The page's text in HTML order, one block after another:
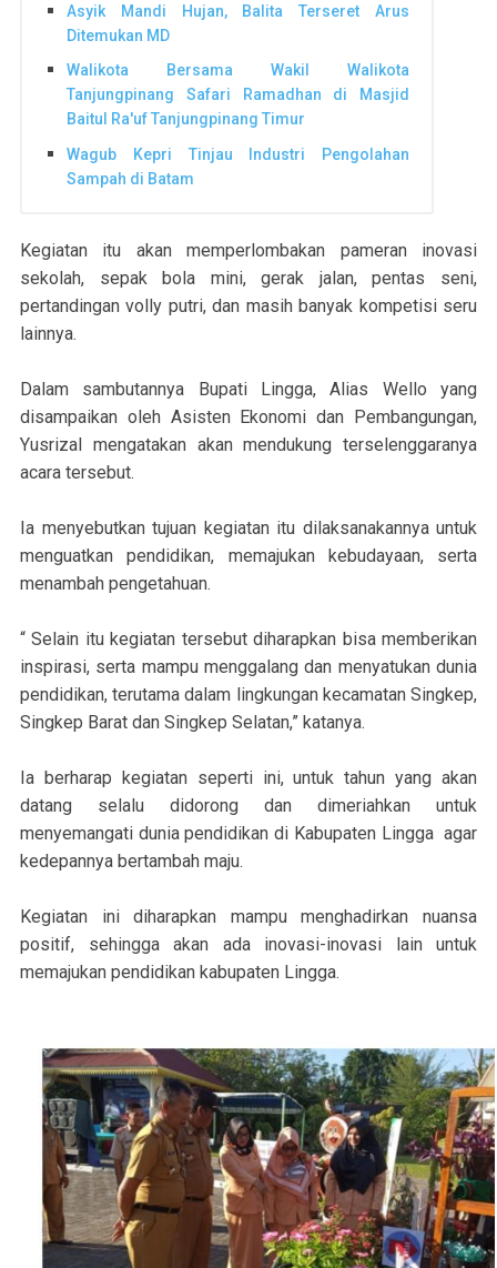
Asyik Mandi Hujan, Balita Terseret Arus
Ditemukan MD
Walikota Bersama Wakil Walikota
Tanjungpinang Safari Ramadhan di Masjid
Baitul Ra'uf Tanjungpinang Timur
Wagub Kepri Tinjau Industri Pengolahan
Sampah di Batam
Kegiatan itu akan memperlombakan pameran inovasi
sekolah, sepak bola mini, gerak jalan, pentas seni,
pertandingan volly putri, dan masih banyak kompetisi seru
lainnya.
Dalam sambutannya Bupati Lingga, Alias Wello yang
disampaikan oleh Asisten Ekonomi dan Pembangungan,
Yusrizal mengatakan akan mendukung terselenggaranya
acara tersebut.
Ia menyebutkan tujuan kegiatan itu dilaksanakannya untuk
menguatkan pendidikan, memajukan kebudayaan, serta
menambah pengetahuan.
“ Selain itu kegiatan tersebut diharapkan bisa memberikan
inspirasi, serta mampu menggalang dan menyatukan dunia
pendidikan, terutama dalam lingkungan kecamatan Singkep,
Singkep Barat dan Singkep Selatan,” katanya.
Ia berharap kegiatan seperti ini, untuk tahun yang akan
datang selalu didorong dan dimeriahkan untuk
menyemangati dunia pendidikan di Kabupaten Lingga agar
kedepannya bertambah maju.
Kegiatan ini diharapkan mampu menghadirkan nuansa
positif, sehingga akan ada inovasi-inovasi lain untuk
memajukan pendidikan kabupaten Lingga.